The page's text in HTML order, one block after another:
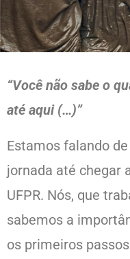
“Você não sabe o
até aqui (…)”
Estamos falando
jornada até chegar
UFPR. Nós, que
sabemos a
os primeiros